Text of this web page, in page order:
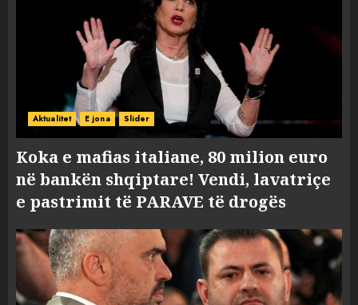
Aktualitet E jona Slider
Koka e mafias italiane, 80 milion euro
në bankën shqiptare! Vendi, lavatriçe
e pastrimit të PARAVE të drogës